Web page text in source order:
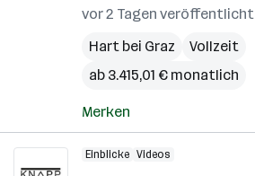
vor 2 Tagen veröffentlicht
Hart bei Graz
Vollzeit
ab 3.415,01 € monatlich
Merken
Einblicke Videos